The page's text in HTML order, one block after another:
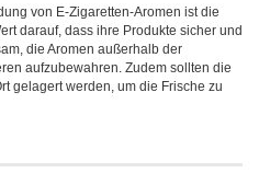
von E-Zigaretten-Aromen ist die
darauf, dass ihre Produkte sicher und
die Aromen außerhalb der
aufzubewahren. Zudem sollten die
gelagert werden, um die Frische zu